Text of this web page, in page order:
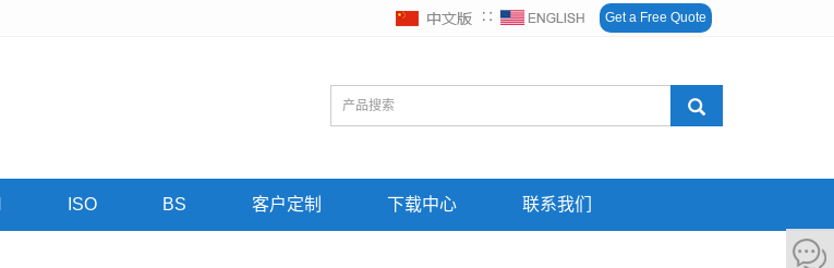
∷ Get a Free Quote
ISO BS 客户定制 下载中心 联系我们